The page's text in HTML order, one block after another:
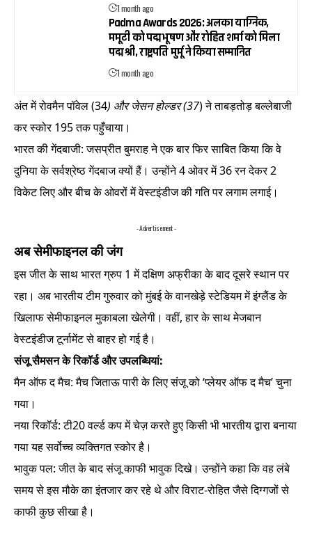
1 month ago
Padma Awards 2026: अलका याग्निक,
ममूटी को पद्म भूषण और रोहित शर्मा को मिला
पद्म श्री, राष्ट्रपति मुर्मू ने किया सम्मानित
1 month ago
अंत में रोवमैन पॉवेल (34) और जेसन होल्डर (37) ने ताबड़तोड़ बल्लेबाजी
कर स्कोर 195 तक पहुँचाया।
भारत की गेंदबाजी: जसप्रीत बुमराह ने एक बार फिर साबित किया कि वे
दुनिया के सर्वश्रेष्ठ गेंदबाज क्यों हैं। उन्होंने 4 ओवर में 36 रन देकर 2
विकेट लिए और बीच के ओवरों में वेस्टइंडीज की गति पर लगाम लगाई।
- Advertisement -
अब सेमीफाइनल की जंग
इस जीत के साथ भारत ग्रुप 1 में दक्षिण अफ्रीका के बाद दूसरे स्थान पर
रहा। अब भारतीय टीम गुरुवार को मुंबई के वानखेड़े स्टेडियम में इंग्लैंड के
खिलाफ सेमीफाइनल मुकाबला खेलेगी। वहीं, हार के साथ मेजबान
वेस्टइंडीज टूर्नामेंट से बाहर हो गई है।
संजू सैमसन के रिकॉर्ड और उपलब्धियां:
मैन ऑफ द मैच: मैच जिताऊ पारी के लिए संजू को ‘प्लेयर ऑफ द मैच’ चुना
गया।
नया रिकॉर्ड: टी20 वर्ल्ड कप में चेज़ करते हुए किसी भी भारतीय द्वारा बनाया
गया यह सर्वोच्च व्यक्तिगत स्कोर है।
भावुक पल: जीत के बाद संजू काफी भावुक दिखे। उन्होंने कहा कि वह लंबे
समय से इस मौके का इंतजार कर रहे थे और विराट-रोहित जैसे दिग्गजों से
काफी कुछ सीखा है।